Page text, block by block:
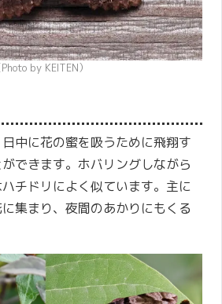
by KEITEN）
中に花の蜜を吸うために飛翔す
できます。ホバリングしながら
チドリによく似ています。主に
集まり、夜間のあかりにもくる